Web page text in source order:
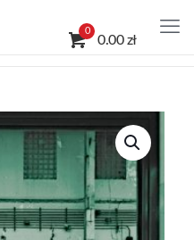
0
0.00 zł